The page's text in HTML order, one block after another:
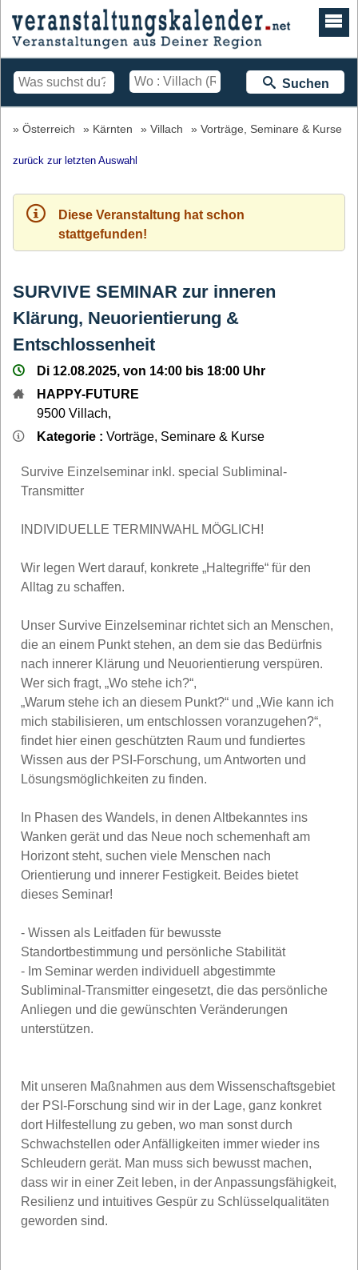
Suchen
Österreich Kärnten Villach Vorträge, Seminare & Kurse
zurück zur letzten Auswahl
Diese Veranstaltung hat schon
stattgefunden!
SURVIVE SEMINAR zur inneren
Klärung, Neuorientierung &
Entschlossenheit
Di 12.08.2025, von 14:00 bis 18:00 Uhr
HAPPY-FUTURE
9500 Villach,
Kategorie : Vorträge, Seminare & Kurse
Survive Einzelseminar inkl. special Subliminal-
Transmitter
INDIVIDUELLE TERMINWAHL MÖGLICH!
Wir legen Wert darauf, konkrete „Haltegriffe“ für den
Alltag zu schaffen.
Unser Survive Einzelseminar richtet sich an Menschen,
die an einem Punkt stehen, an dem sie das Bedürfnis
nach innerer Klärung und Neuorientierung verspüren.
Wer sich fragt, „Wo stehe ich?“,
„Warum stehe ich an diesem Punkt?“ und „Wie kann ich
mich stabilisieren, um entschlossen voranzugehen?“,
findet hier einen geschützten Raum und fundiertes
Wissen aus der PSI-Forschung, um Antworten und
Lösungsmöglichkeiten zu finden.
In Phasen des Wandels, in denen Altbekanntes ins
Wanken gerät und das Neue noch schemenhaft am
Horizont steht, suchen viele Menschen nach
Orientierung und innerer Festigkeit. Beides bietet
dieses Seminar!
- Wissen als Leitfaden für bewusste
Standortbestimmung und persönliche Stabilität
- Im Seminar werden individuell abgestimmte
Subliminal-Transmitter eingesetzt, die das persönliche
Anliegen und die gewünschten Veränderungen
unterstützen.
Mit unseren Maßnahmen aus dem Wissenschaftsgebiet
der PSI-Forschung sind wir in der Lage, ganz konkret
dort Hilfestellung zu geben, wo man sonst durch
Schwachstellen oder Anfälligkeiten immer wieder ins
Schleudern gerät. Man muss sich bewusst machen,
dass wir in einer Zeit leben, in der Anpassungsfähigkeit,
Resilienz und intuitives Gespür zu Schlüsselqualitäten
geworden sind.